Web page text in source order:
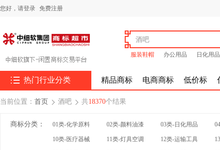
您好， 请登录 免费注册
服装鞋帽 办公用品 日化用品
 热门行业分类 精品商标 电商商标 低价标
当前位置： 首页  酒吧  共18370个结果
商标分类： 01类-化学原料 02类-颜料油漆 03类-日化用品
10类-医疗器械 11类-灯具空调 12类-运输工具